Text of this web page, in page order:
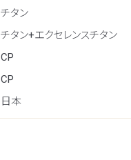
チタン
チタン+エクセレンスチタン
CP
CP
日本